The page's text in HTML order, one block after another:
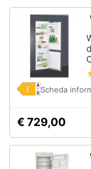
Scheda
€ 729,00